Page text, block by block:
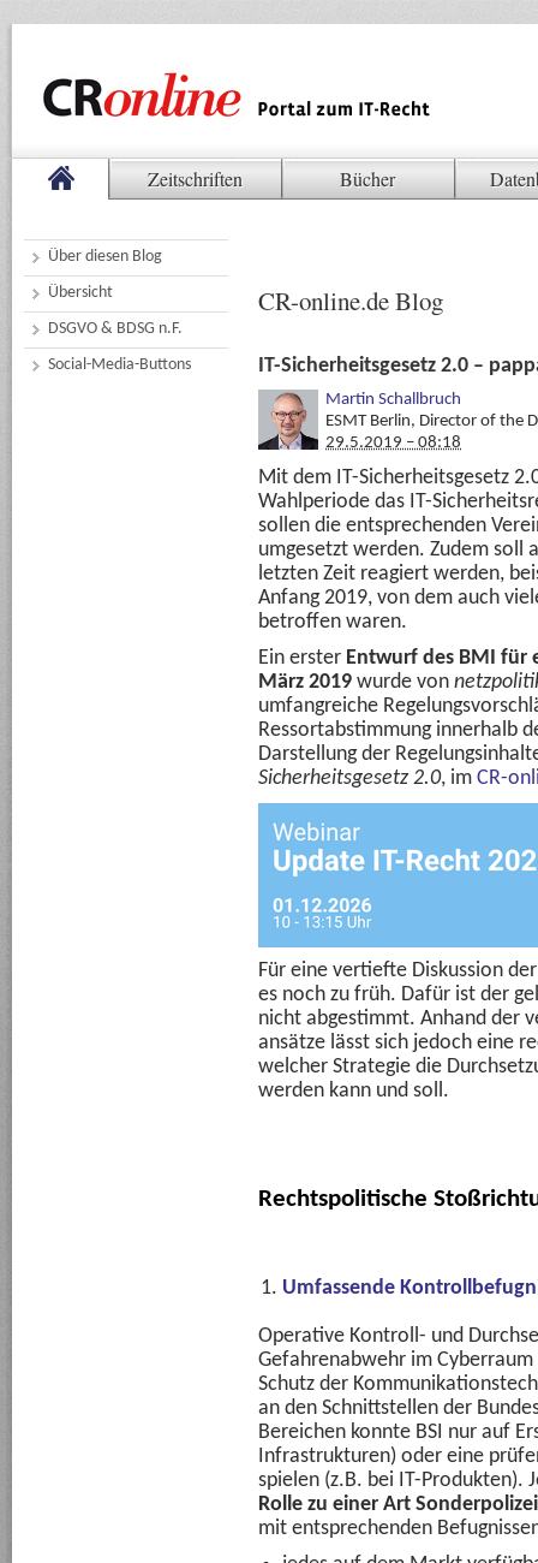
Zeitschriften Bücher
Über diesen Blog
Übersicht
DSGVO & BDSG n.F.
Social-Media-Buttons
CR-online.de Blog
IT-Sicherheitsgesetz 2.0 –
Martin Schallbruch
ESMT Berlin, Director of the
29.5.2019 – 08:18
Mit dem IT-Sicherheitsgesetz
Wahlperiode das IT-
sollen die entsprechenden
umgesetzt werden. Zudem soll
letzten Zeit reagiert werden,
Anfang 2019, von dem auch
betroffen waren.
Ein erster Entwurf des BMI für
März 2019 wurde von
umfangreiche
Ressortabstimmung innerhalb
Darstellung der
Sicherheitsgesetz 2.0, im CR-
Für eine vertiefte Diskussion
es noch zu früh. Dafür ist der
nicht abgestimmt. Anhand der
ansätze lässt sich jedoch eine
welcher Strategie die
werden kann und soll.
Rechtspolitische
Umfassende
Operative Kontroll- und
Gefahrenabwehr im
Schutz der
an den Schnittstellen der
Bereichen konnte BSI nur auf
Infrastrukturen) oder eine
spielen (z.B. bei IT-Produkten).
Rolle zu einer Art
mit entsprechenden